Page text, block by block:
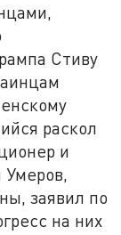
Стиву
раскол
и
Умеров,
заявил по
на них